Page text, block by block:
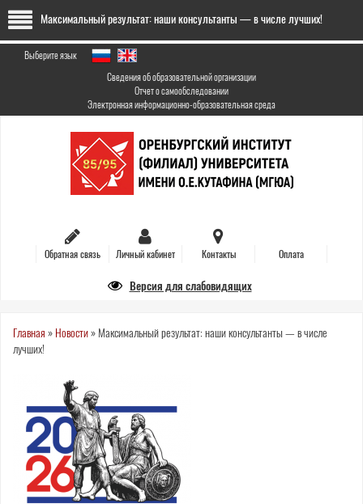
Перейти
основному
содержанию
Максимальный результат: наши консультанты — в числе лучших!
Выберите язык
Сведения об образовательной организации
Отчет о самообследовании
Электронная информационно-образовательная среда
Обратная связь Личный кабинет Контакты Оплата
Версия для слабовидящих
Вы
здесь
Главная » Новости» Максимальный результат: наши консультанты — в числе
лучших!